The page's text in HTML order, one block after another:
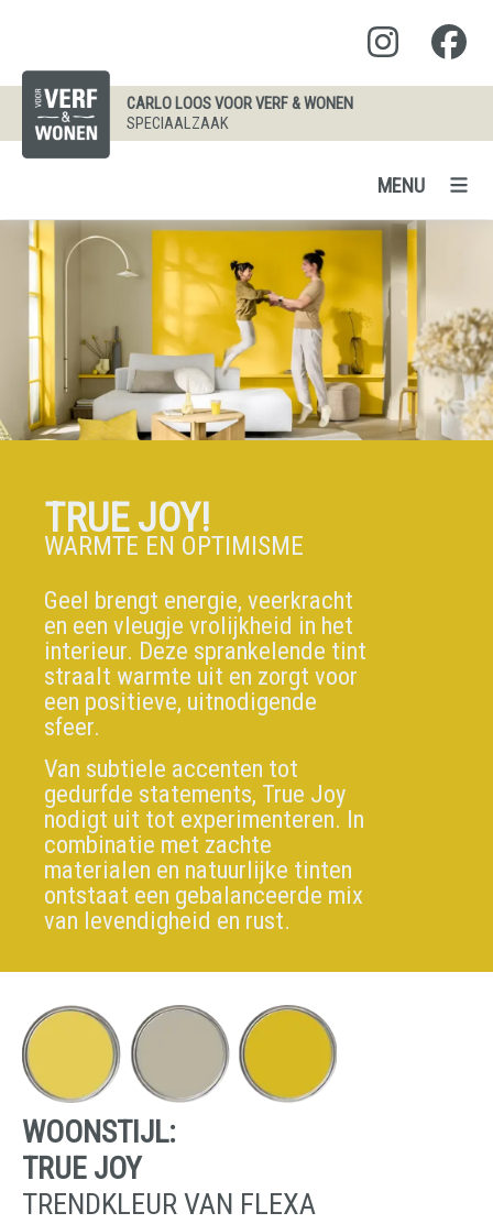
CARLO LOOS VOOR VERF & WONEN
SPECIAALZAAK
MENU
TRUE JOY!
WARMTE EN OPTIMISME
Geel brengt energie, veerkracht
en een vleugje vrolijkheid in het
interieur. Deze sprankelende tint
straalt warmte uit en zorgt voor
een positieve, uitnodigende
sfeer.
Van subtiele accenten tot
gedurfde statements, True Joy
nodigt uit tot experimenteren. In
combinatie met zachte
materialen en natuurlijke tinten
ontstaat een gebalanceerde mix
van levendigheid en rust.
WOONSTIJL:
TRUE JOY
TRENDKLEUR VAN FLEXA